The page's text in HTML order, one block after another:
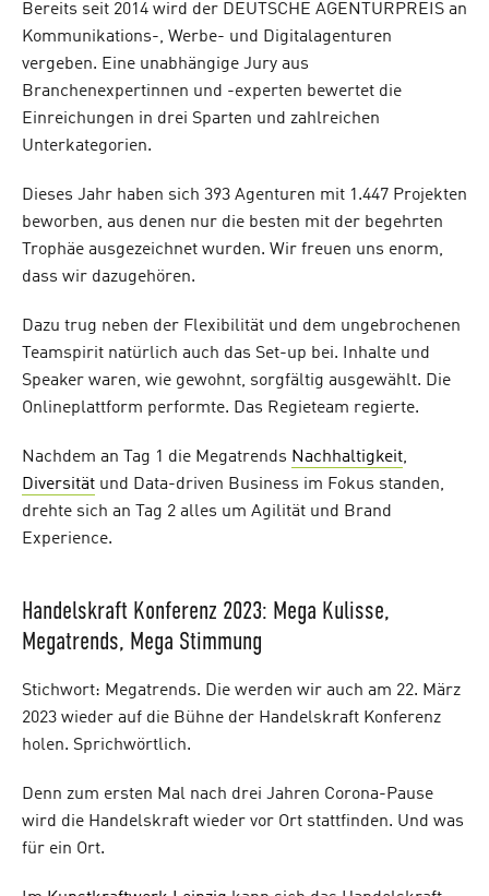
Bereits seit 2014 wird der DEUTSCHE AGENTURPREIS an
Kommunikations-, Werbe- und Digitalagenturen
vergeben. Eine unabhängige Jury aus
Branchenexpertinnen und -experten bewertet die
Einreichungen in drei Sparten und zahlreichen
Unterkategorien.
Dieses Jahr haben sich 393 Agenturen mit 1.447 Projekten
beworben, aus denen nur die besten mit der begehrten
Trophäe ausgezeichnet wurden. Wir freuen uns enorm,
dass wir dazugehören.
Dazu trug neben der Flexibilität und dem ungebrochenen
Teamspirit natürlich auch das Set-up bei. Inhalte und
Speaker waren, wie gewohnt, sorgfältig ausgewählt. Die
Onlineplattform performte. Das Regieteam regierte.
Nachdem an Tag 1 die Megatrends Nachhaltigkeit,
Diversität und Data-driven Business im Fokus standen,
drehte sich an Tag 2 alles um Agilität und Brand
Experience.
Handelskraft Konferenz 2023: Mega Kulisse,
Megatrends, Mega Stimmung
Stichwort: Megatrends. Die werden wir auch am 22. März
2023 wieder auf die Bühne der Handelskraft Konferenz
holen. Sprichwörtlich.
Denn zum ersten Mal nach drei Jahren Corona-Pause
wird die Handelskraft wieder vor Ort stattfinden. Und was
für ein Ort.